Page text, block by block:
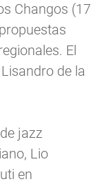
Changos (17
El
de la
jazz
Lio
en